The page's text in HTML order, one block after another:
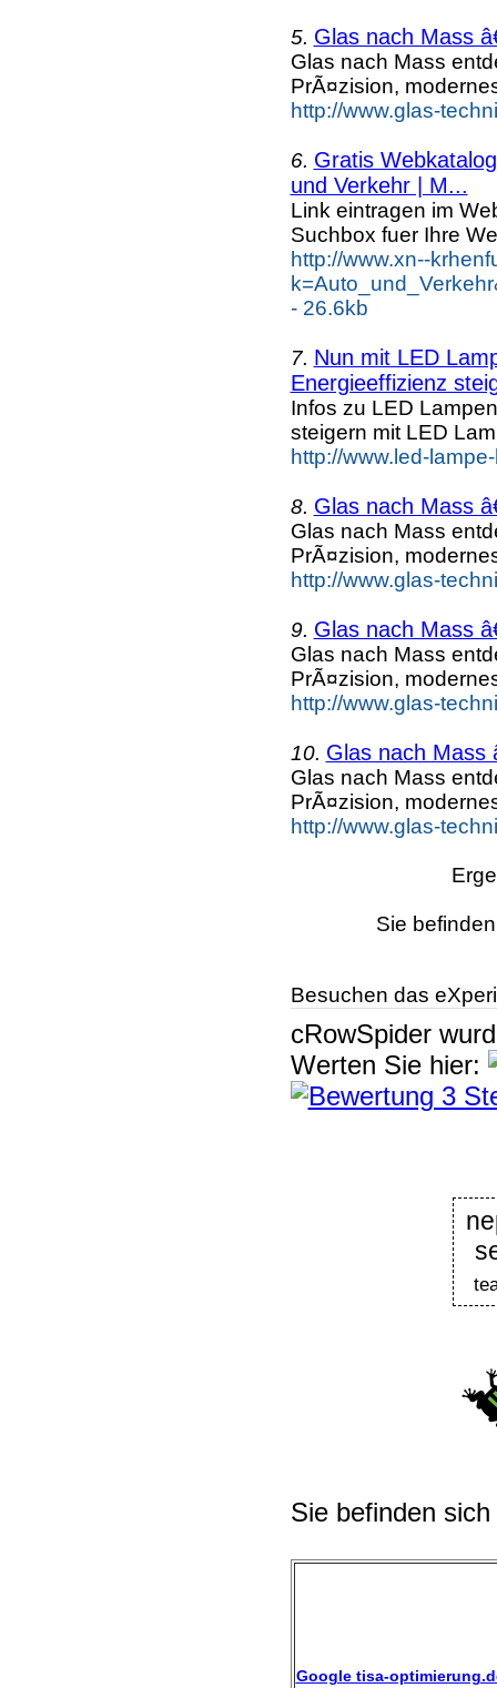
5. Glas nach Mass
Glas nach Mass
PrÃ¤zision,
http://www.glas-
6. Gratis
und Verkehr | M...
Link eintragen im
Suchbox fuer Ihre
http://www.xn--
- 26.6kb
7. Nun mit LED
Energieeffizienz
Infos zu LED
steigern mit LED
http://www.led-
8. Glas nach Mass
Glas nach Mass
PrÃ¤zision,
http://www.glas-
9. Glas nach Mass
Glas nach Mass
PrÃ¤zision,
http://www.glas-
10. Glas nach Mass
Glas nach Mass
PrÃ¤zision,
http://www.glas-
Sie
Besuchen das
cRowSpider
Werten Sie hier:
Sie befinden
Google tisa-